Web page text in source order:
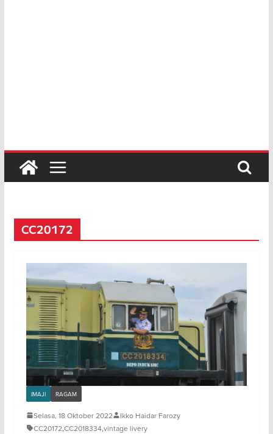
CC20172
IMAJI RAGAM
Selasa, 18 Oktober 2022
Ikko Haidar Farozy
CC20172,CC2018334,vintage livery